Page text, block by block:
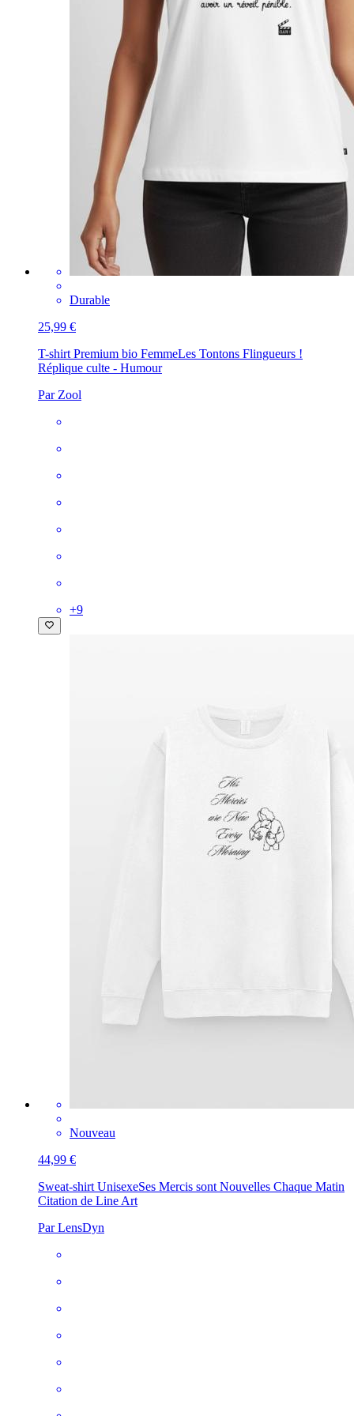
Durable
25,99 €
T-shirt Premium bio FemmeLes Tontons Flingueurs !
Réplique culte - Humour
Par Zool
+9
Nouveau
44,99 €
Sweat-shirt UnisexeSes Mercis sont Nouvelles Chaque Matin
Citation de Line Art
Par LensDyn